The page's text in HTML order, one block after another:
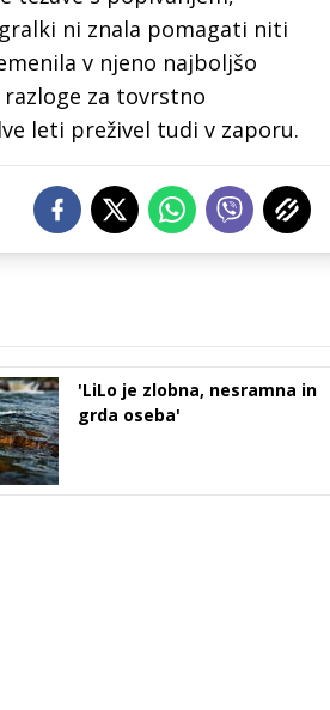
ni znala pomagati niti
v njeno najboljšo
za tovrstno
leti preživel tudi v zaporu.
'LiLo je zlobna, nesramna in
grda oseba'